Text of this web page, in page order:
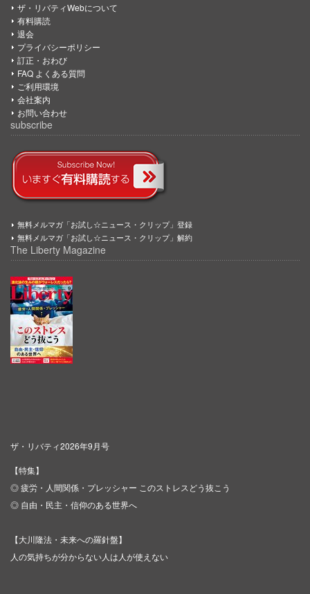
ザ・リバティWebについて
有料購読
退会
プライバシーポリシー
訂正・おわび
FAQ よくある質問
ご利用環境
会社案内
お問い合わせ
subscribe
無料メルマガ「お試し☆ニュース・クリップ」登録
無料メルマガ「お試し☆ニュース・クリップ」解約
The Liberty Magazine
ザ・リバティ2026年9月号
【特集】
◎ 疲労・人間関係・プレッシャー このストレスどう抜こう
◎ 自由・民主・信仰のある世界へ
【大川隆法・未来への羅針盤】
人の気持ちが分からない人は人が使えない